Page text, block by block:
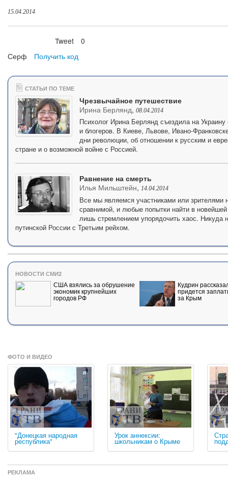
15.04.2014
Tweet
0
Серф
Получить код
СТАТЬИ ПО ТЕМЕ
Чрезвычайное путешествие
Ирина Берлянд, 08.04.2014
Психолог Ирина Берлянд съездила на Украину
и блогеров. В Киеве, Львове, Ивано-
дни революции, об отношении к русским и
стране и о возможной войне с Россией.
Равнение на смерть
Илья Мильштейн, 14.04.2014
Все мы являемся участниками или зрителями
сравнимой, и любые попытки найти в
лишь стремлением упорядочить хаос. Никуда
путинской России с Третьим рейхом.
НОВОСТИ СМИ2
США взялись за обрушение
экономик крупнейших
городов РФ
Кудрин
придется
за Крым
ФОТО И ВИДЕО
"Донецкая народная
республика"
Урок аннексии:
школьникам о Крыме
РЕКЛАМА